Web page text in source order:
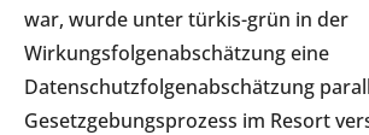
war, wurde unter türkis-grün in der
Wirkungsfolgenabschätzung eine
Datenschutzfolgenabschätzung
Gesetzgebungsprozess im Resort